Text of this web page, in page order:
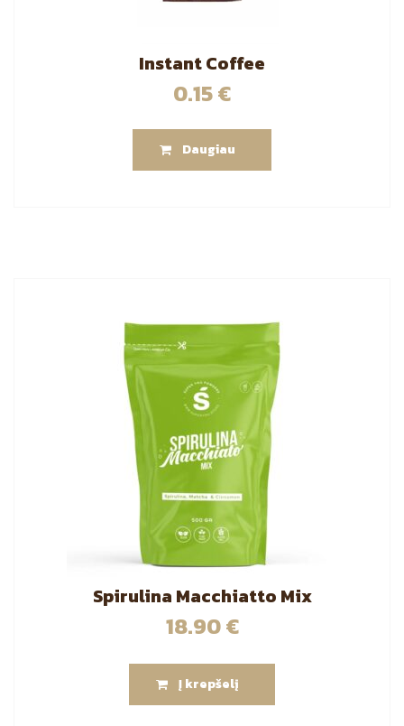
Instant Coffee
0.15€
Daugiau
Spirulina Macchiatto Mix
18.90€
Į krepšelį